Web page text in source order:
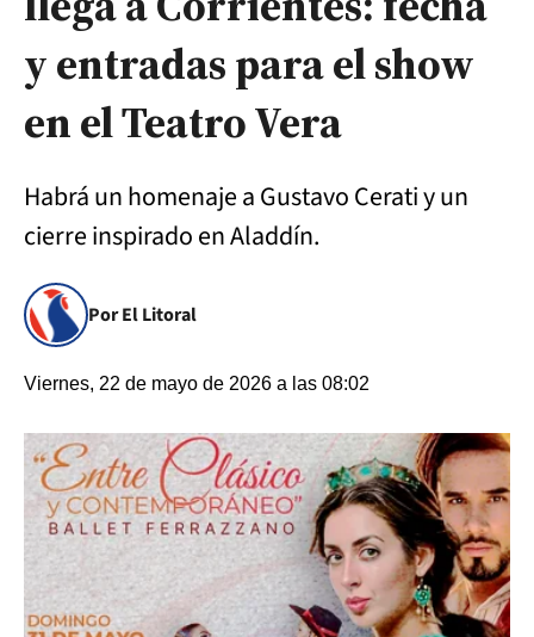
y entradas para el show
en el Teatro Vera
Habrá un homenaje a Gustavo Cerati y un
cierre inspirado en Aladdín.
Por El Litoral
Viernes, 22 de mayo de 2026 a las 08:02